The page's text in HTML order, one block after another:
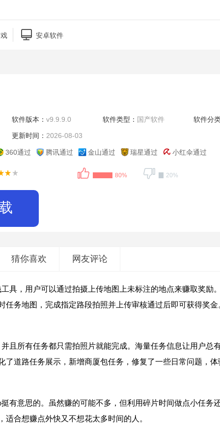
 安卓软件
软件版本： v9.9.9.0 软件类型： 国产软件 软件分类
更新时间： 2026-08-03
360通过 腾讯通过 金山通过 瑞星通过 小红伞通过
80% 20%
猜你喜欢 网友评论
具，用户可以通过拍摄上传地图上未标注的地点来赚取奖励
务地图，完成指定路段拍照并上传审核通过后即可获得奖金
且所有任务都只需拍照片就能完成。海量任务信息让用户总
道路任务展示，新增商厦包任务，修复了一些日常问题，体
有意思的。虽然赚的可能不多，但利用碎片时间做点小任务
合想赚点外快又不想花太多时间的人。